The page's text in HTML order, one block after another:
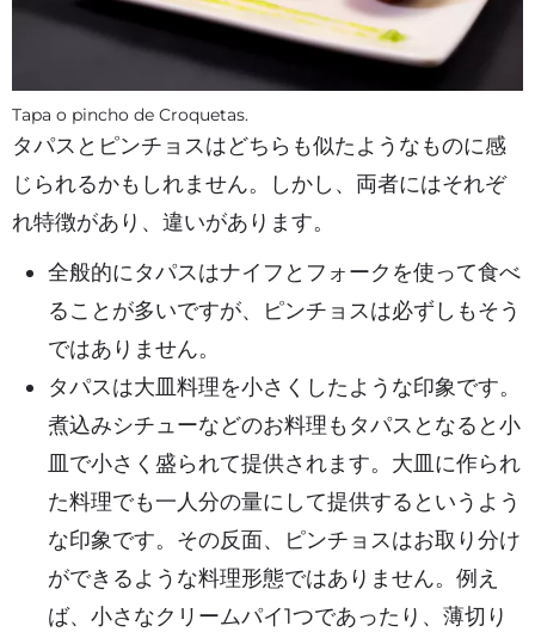
Tapa o pincho de Croquetas.
タパスとピンチョスはどちらも似たようなものに感
じられるかもしれません。しかし、両者にはそれぞ
れ特徴があり、違いがあります。
全般的にタパスはナイフとフォークを使って食べ
ることが多いですが、ピンチョスは必ずしもそう
ではありません。
タパスは大皿料理を小さくしたような印象です。
煮込みシチューなどのお料理もタパスとなると小
皿で小さく盛られて提供されます。大皿に作られ
た料理でも一人分の量にして提供するというよう
な印象です。その反面、ピンチョスはお取り分け
ができるような料理形態ではありません。例え
ば、小さなクリームパイ1つであったり、薄切り